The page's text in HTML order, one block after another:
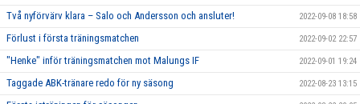
Två nyförvärv klara – Salo och Andersson och ansluter! 2022-09-08 18:58
Förlust i första träningsmatchen 2022-09-02 22:57
"Henke" inför träningsmatchen mot Malungs IF 2022-09-01 19:24
Taggade ABK-tränare redo för ny säsong 2022-08-23 13:15